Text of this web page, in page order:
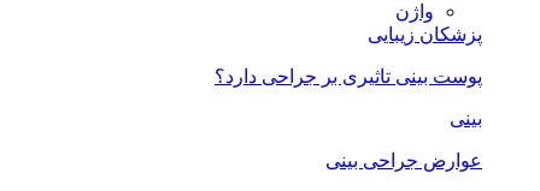
واژن
پزشکان زیبایی
پوست بینی تاثیری بر جراحی دارد؟
بینی
عوارض جراحی بینی